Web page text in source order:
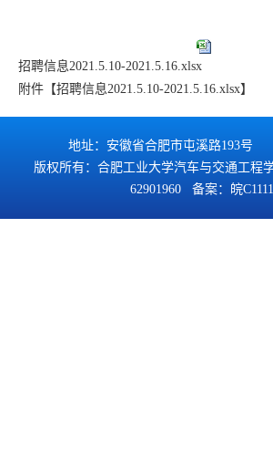
招聘信息2021.5.10-2021.5.16.xlsx
附件【招聘信息2021.5.10-2021.5.16.xlsx】
地址：安徽省合肥市屯溪路193号
版权所有：合肥工业大学汽车与交通工程
62901960 备案：
皖